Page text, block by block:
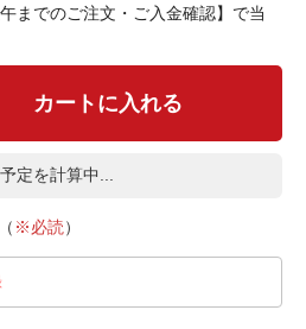
までのご注文・ご入金確認】で当
カートに入れる
定を計算中...
※必読）